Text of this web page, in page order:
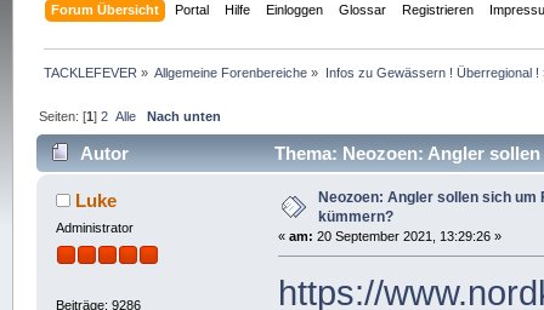
Forum Übersicht Portal Hilfe Einloggen Glossar Registrieren
TACKLEFEVER » Allgemeine Forenbereiche » Infos zu Gewässern ! Überregional !
Seiten: [1]2 Alle Nach unten
Autor Thema: Neozoen: Angler
Luke
Administrator
Beiträge: 9286
Neozoen: Angler sollen sich um
kümmern?
«am: 20 September 2021, 13:29:26 »
https://